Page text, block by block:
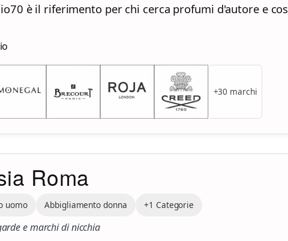
è il riferimento per chi cerca profumi d'autore e
+30 marchi
Roma
uomo Abbigliamento donna +1 Categorie
e marchi di nicchia